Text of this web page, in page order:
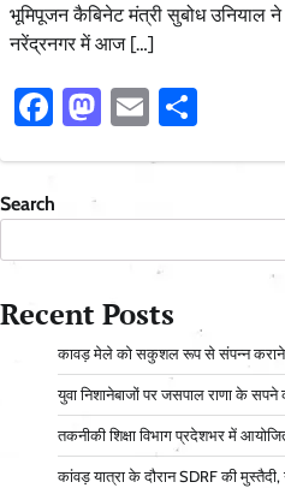
भूमिपूजन कैबिनेट मंत्री सुबोध उनियाल ने
नरेंद्रनगर में आज […]
Facebook
Mastodon
Email
Search
Recent Posts
कावड़ मेले को सकुशल रूप से संपन्न
युवा निशानेबाजों पर जसपाल राणा के सपने
तकनीकी शिक्षा विभाग प्रदेशभर में
कांवड़ यात्रा के दौरान SDRF की